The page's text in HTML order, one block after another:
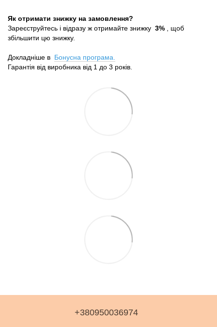
Як отримати знижку на замовлення?
Зареєструйтесь і відразу ж отримайте знижку 3% , щоб
збільшити цю знижку.
Докладніше в Бонусна програма.
Гарантія від виробника від 1 до 3 років.
+380950036974